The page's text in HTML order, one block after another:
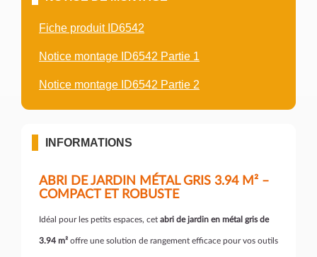
Fiche produit ID6542
Notice montage ID6542 Partie 1
Notice montage ID6542 Partie 2
INFORMATIONS
ABRI DE JARDIN MÉTAL GRIS 3.94 M² –
COMPACT ET ROBUSTE
Idéal pour les petits espaces, cet abri de jardin en métal gris de
3.94 m² offre une solution de rangement efficace pour vos outils